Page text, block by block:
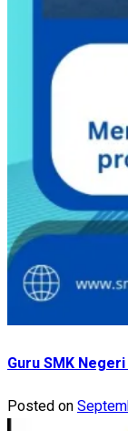
Guru SMK
Posted on